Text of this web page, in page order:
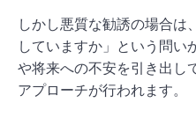
しかし悪質な勧誘の場合は
していますか」という問い
や将来への不安を引き出し
アプローチが行われます。